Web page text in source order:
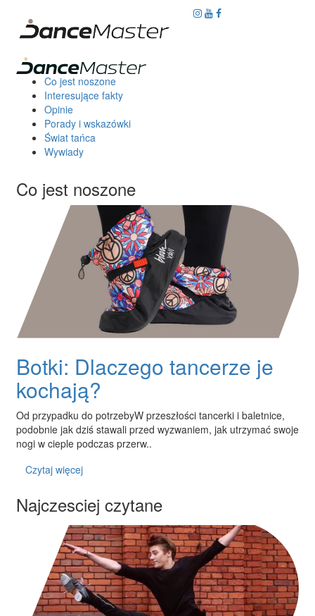
Co jest noszone
Interesujące fakty
Opinie
Porady i wskazówki
Świat tańca
Wywiady
Co jest noszone
Botki: Dlaczego tancerze je
kochają?
Od przypadku do potrzebyW przeszłości tancerki i baletnice,
podobnie jak dziś stawali przed wyzwaniem, jak utrzymać swoje
nogi w cieple podczas przerw..
Czytaj więcej
Najczesciej czytane